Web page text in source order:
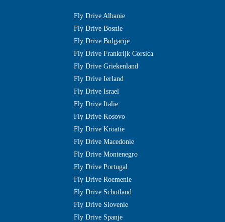
Fly Drive Albanie
Fly Drive Bosnie
Fly Drive Bulgarije
Fly Drive Frankrijk Corsica
Fly Drive Griekenland
Fly Drive Ierland
Fly Drive Israel
Fly Drive Italie
Fly Drive Kosovo
Fly Drive Kroatie
Fly Drive Macedonie
Fly Drive Montenegro
Fly Drive Portugal
Fly Drive Roemenie
Fly Drive Schotland
Fly Drive Slovenie
Fly Drive Spanje